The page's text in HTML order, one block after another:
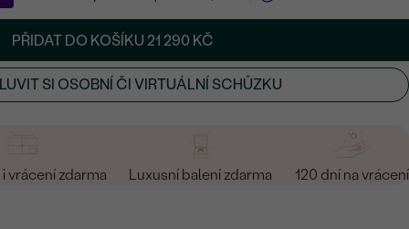
PŘIDAT DO KOŠÍKU 21 290 KČ
SI OSOBNÍ ČI VIRTUÁLNÍ SCHŮZKU
vrácení zdarma Luxusní balení zdarma 120 dní na vrácení